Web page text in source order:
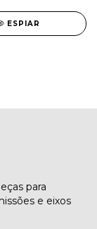
ESPIAR
para
e eixos